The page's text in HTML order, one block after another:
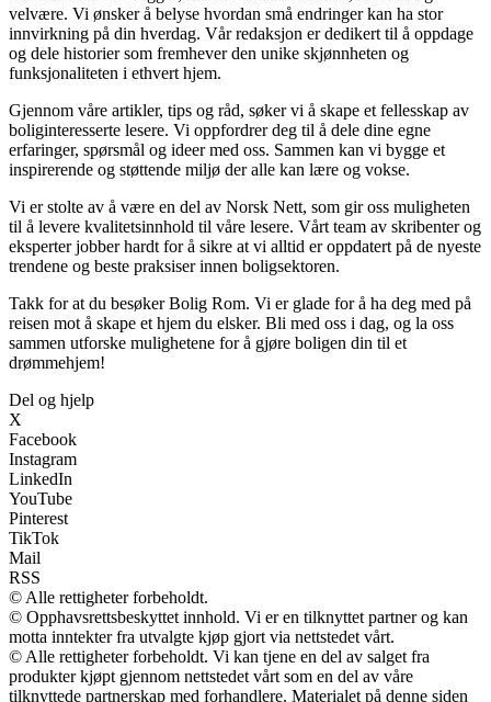
velvære. Vi ønsker å belyse hvordan små endringer kan ha stor
innvirkning på din hverdag. Vår redaksjon er dedikert til å oppdage
og dele historier som fremhever den unike skjønnheten og
funksjonaliteten i ethvert hjem.
Gjennom våre artikler, tips og råd, søker vi å skape et fellesskap av
boliginteresserte lesere. Vi oppfordrer deg til å dele dine egne
erfaringer, spørsmål og ideer med oss. Sammen kan vi bygge et
inspirerende og støttende miljø der alle kan lære og vokse.
Vi er stolte av å være en del av Norsk Nett, som gir oss muligheten
til å levere kvalitetsinnhold til våre lesere. Vårt team av skribenter og
eksperter jobber hardt for å sikre at vi alltid er oppdatert på de nyeste
trendene og beste praksiser innen boligsektoren.
Takk for at du besøker Bolig Rom. Vi er glade for å ha deg med på
reisen mot å skape et hjem du elsker. Bli med oss i dag, og la oss
sammen utforske mulighetene for å gjøre boligen din til et
drømmehjem!
Del og hjelp
X
Facebook
Instagram
LinkedIn
YouTube
Pinterest
TikTok
Mail
RSS
© Alle rettigheter forbeholdt.
© Opphavsrettsbeskyttet innhold. Vi er en tilknyttet partner og kan
motta inntekter fra utvalgte kjøp gjort via nettstedet vårt.
© Alle rettigheter forbeholdt. Vi kan tjene en del av salget fra
produkter kjøpt gjennom nettstedet vårt som en del av våre
tilknyttede partnerskap med forhandlere. Materialet på denne siden